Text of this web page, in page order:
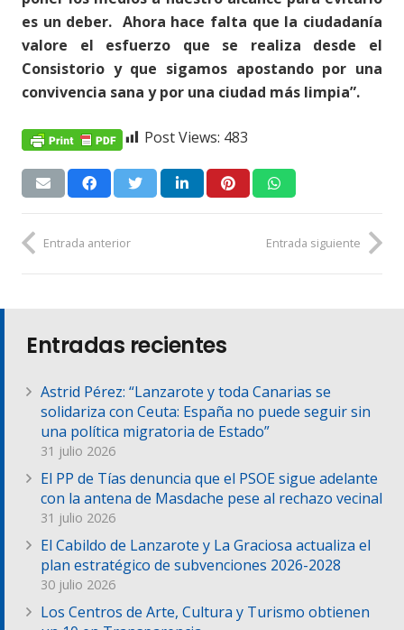
es un deber. Ahora hace falta que la ciudadanía
valore el esfuerzo que se realiza desde el
Consistorio y que sigamos apostando por una
convivencia sana y por una ciudad más limpia”.
Post Views: 483
Entrada anterior Entrada siguiente
Entradas recientes
Astrid Pérez: “Lanzarote y toda Canarias se
solidariza con Ceuta: España no puede seguir sin
una política migratoria de Estado”
31 julio 2026
El PP de Tías denuncia que el PSOE sigue adelante
con la antena de Masdache pese al rechazo vecinal
31 julio 2026
El Cabildo de Lanzarote y La Graciosa actualiza el
plan estratégico de subvenciones 2026-2028
30 julio 2026
Los Centros de Arte, Cultura y Turismo obtienen